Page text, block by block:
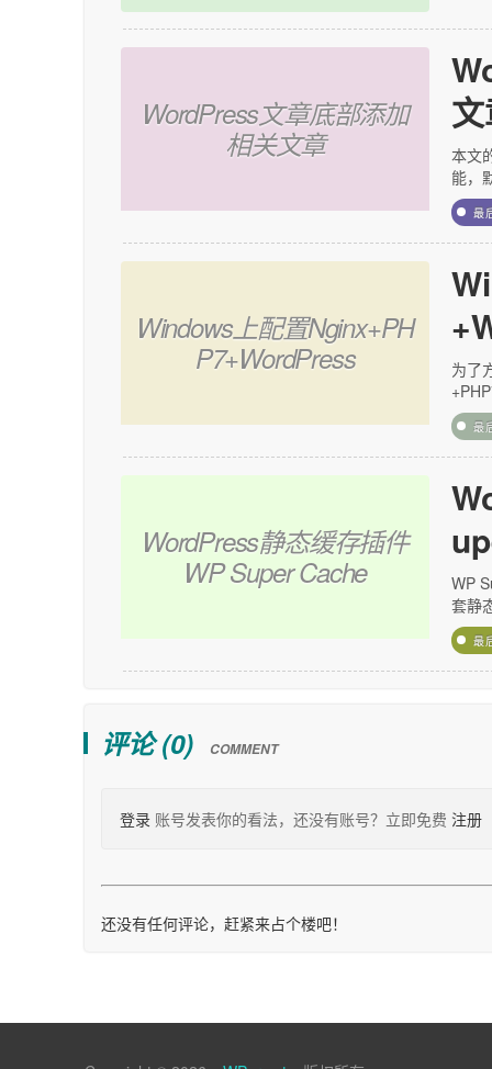
WordPress文章底部添加
相关文章
本文
能，
最
Windows上配置Nginx+PH
P7+WordPress
为了
最
WordPress静态缓存插件
WP Super Cache
WP
套静
最
评论 (0) COMMENT
登录 账号发表你的看法，还没有账号？立即免费 注册
还没有任何评论，赶紧来占个楼吧！